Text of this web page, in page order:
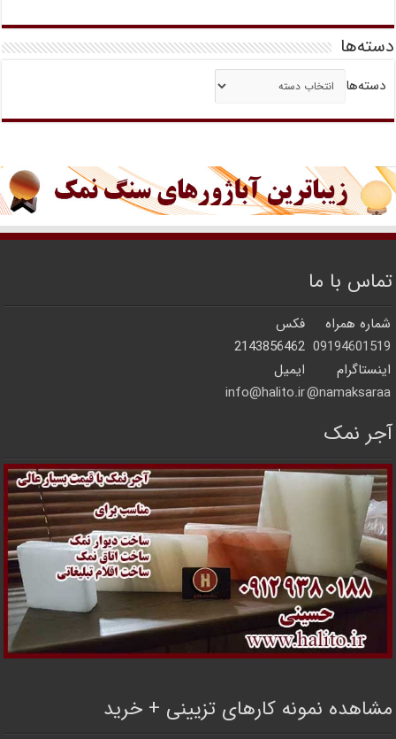
دسته‌ها
دسته‌ها
تماس با ما
شماره همراه
فکس
09194601519
2143856462
اینستاگرام
ایمیل
namaksaraa@
info@halito.ir
آجر نمک
مشاهده نمونه کارهای تزیینی + خرید